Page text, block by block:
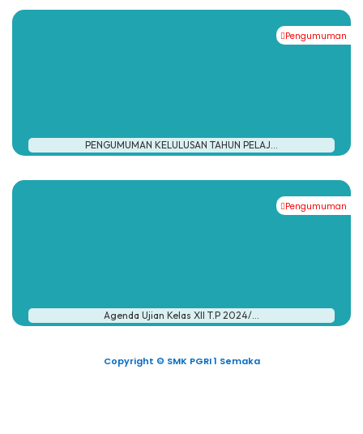
Pengumuman
PENGUMUMAN KELULUSAN TAHUN PELAJ...
Pengumuman
Agenda Ujian Kelas XII T.P 2024/...
Copyright © SMK PGRI 1 Semaka